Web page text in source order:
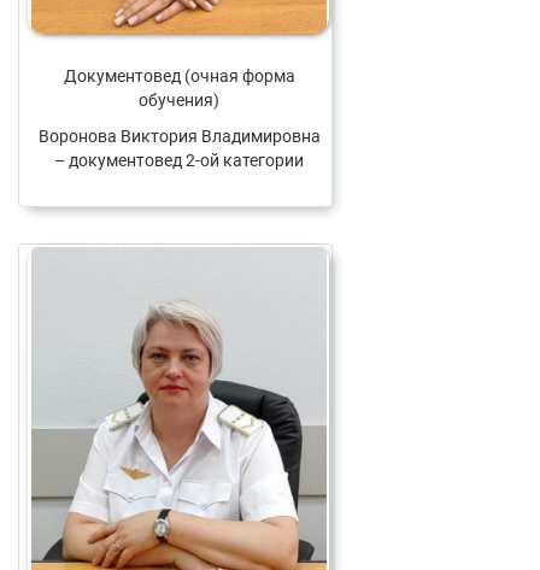
Документовед (очная форма
обучения)
Воронова Виктория Владимировна
– документовед 2-ой категории